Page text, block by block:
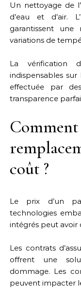
Un nettoyage de
d’eau et d’air.
garantissent une
variations de
La vérification
indispensables
effectuée par
transparence
coût ?
Le prix d’un
technologies
intégrés peut avoir
Les contrats
offrent une
dommage. Les
peuvent impacter